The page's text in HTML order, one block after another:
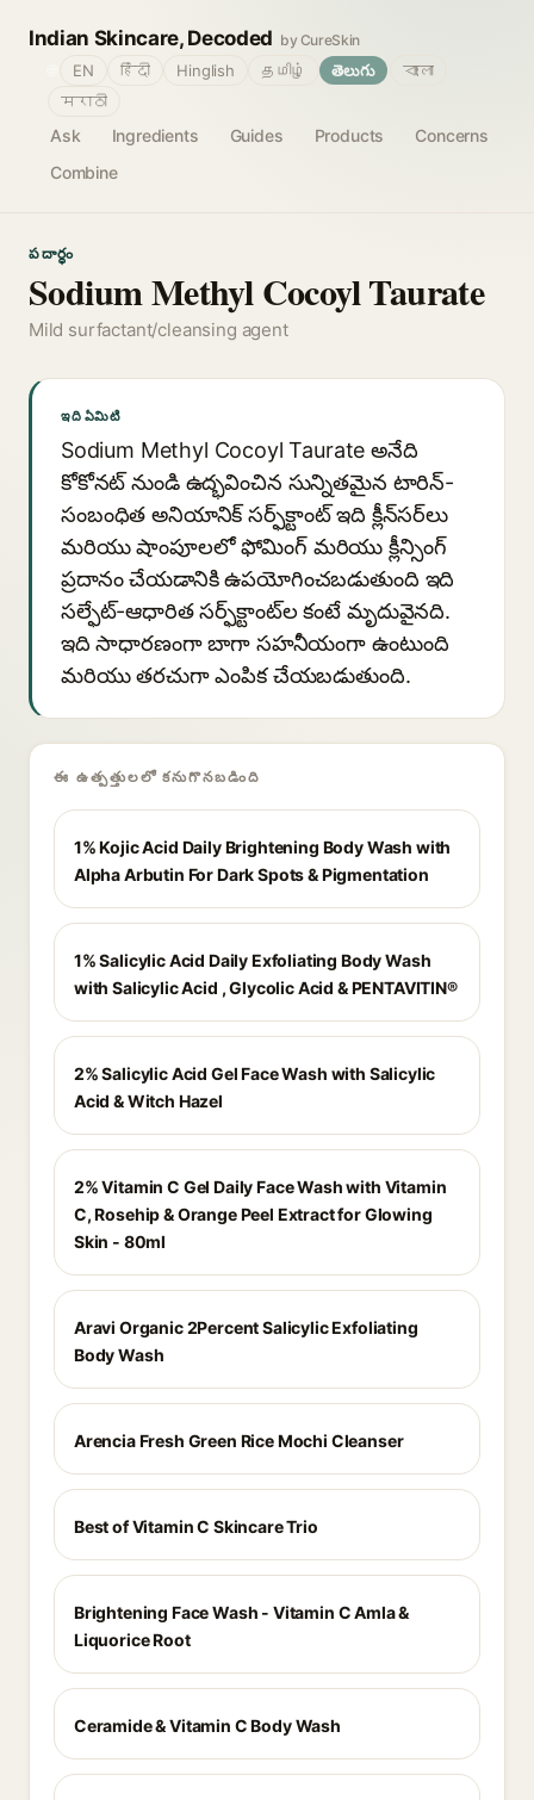
Indian Skincare, Decoded by CureSkin
Ask Ingredients Guides Products
Concerns
Combine
EN हिंदी Hinglish தமிழ் తెలుగు
বাংলা
मराठी
పదార్థం
Sodium Methyl Cocoyl Taurate
Mild surfactant/cleansing agent
ఇది ఏమిటి
Sodium Methyl Cocoyl Taurate అనేది
కోకోనట్ నుండి ఉద్భవించిన సున్నితమైన టారిన్-
సంబంధిత అనియానిక్ సర్ఫ్‌క్టాంట్ ఇది క్లీన్‌సర్‌లు
మరియు షాంపూలలో ఫోమింగ్ మరియు క్లీన్సింగ్
ప్రదానం చేయడానికి ఉపయోగించబడుతుంది ఇది
సల్ఫేట్-ఆధారిత సర్ఫ్‌క్టాంట్‌ల కంటే మృదువైనది.
ఇది సాధారణంగా బాగా సహనీయంగా ఉంటుంది
మరియు తరచుగా ఎంపిక చేయబడుతుంది.
ఈ ఉత్పత్తులలో కనుగొనబడింది
1% Kojic Acid Daily Brightening Body Wash with
Alpha Arbutin For Dark Spots & Pigmentation
1% Salicylic Acid Daily Exfoliating Body Wash
with Salicylic Acid , Glycolic Acid & PENTAVITIN®
2% Salicylic Acid Gel Face Wash with Salicylic
Acid & Witch Hazel
2% Vitamin C Gel Daily Face Wash with Vitamin
C, Rosehip & Orange Peel Extract for Glowing
Skin - 80ml
Aravi Organic 2Percent Salicylic Exfoliating
Body Wash
Arencia Fresh Green Rice Mochi Cleanser
Best of Vitamin C Skincare Trio
Brightening Face Wash - Vitamin C Amla &
Liquorice Root
Ceramide & Vitamin C Body Wash